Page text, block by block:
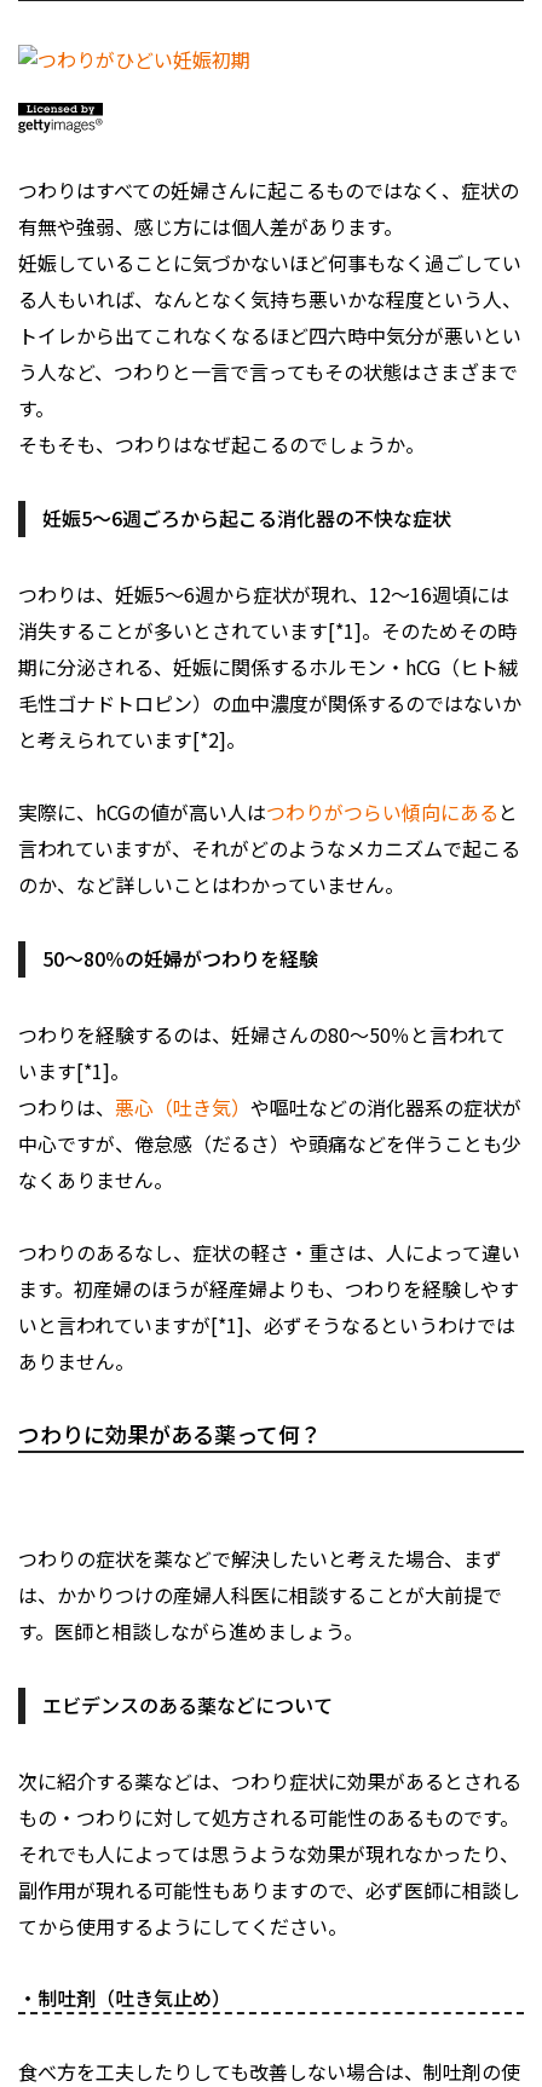
つわりはすべての妊婦さんに起こるものではなく、症状の
有無や強弱、感じ方には個人差があります。
妊娠していることに気づかないほど何事もなく過ごしてい
る人もいれば、なんとなく気持ち悪いかな程度という人、
トイレから出てこれなくなるほど四六時中気分が悪いとい
う人など、つわりと一言で言ってもその状態はさまざまで
す。
そもそも、つわりはなぜ起こるのでしょうか。
妊娠5〜6週ごろから起こる消化器の不快な症状
つわりは、妊娠5～6週から症状が現れ、12～16週頃には
消失することが多いとされています[*1]。そのためその時
期に分泌される、妊娠に関係するホルモン・hCG（ヒト絨
毛性ゴナドトロピン）の血中濃度が関係するのではないか
と考えられています[*2]。
実際に、hCGの値が高い人はつわりがつらい傾向にある と
言われていますが、それがどのようなメカニズムで起こる
のか、など詳しいことはわかっていません。
50～80％の妊婦がつわりを経験
つわりを経験するのは、妊婦さんの80～50％と言われて
います[*1]。
つわりは、 悪心（吐き気） や嘔吐などの消化器系の症状が
中心ですが、倦怠感（だるさ）や頭痛などを伴うことも少
なくありません。
つわりのあるなし、症状の軽さ・重さは、人によって違い
ます。初産婦のほうが経産婦よりも、つわりを経験しやす
いと言われていますが[*1]、必ずそうなるというわけでは
ありません。
つわりに効果がある薬って何？
つわりの症状を薬などで解決したいと考えた場合、まず
は、かかりつけの産婦人科医に相談することが大前提で
す。医師と相談しながら進めましょう。
エビデンスのある薬などについて
次に紹介する薬などは、つわり症状に効果があるとされる
もの・つわりに対して処方される可能性のあるものです。
それでも人によっては思うような効果が現れなかったり、
副作用が現れる可能性もありますので、必ず医師に相談し
てから使用するようにしてください。
・制吐剤（吐き気止め）
食べ方を工夫したりしても改善しない場合は、制吐剤の使